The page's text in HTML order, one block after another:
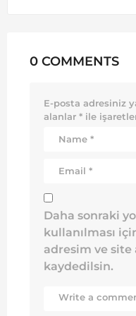
0 COMMENTS
E-posta adresiniz
alanlar * ile
Daha sonraki
kullanılması
adresim ve site
kaydedilsin.